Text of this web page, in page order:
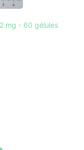
mg - 60 gélules